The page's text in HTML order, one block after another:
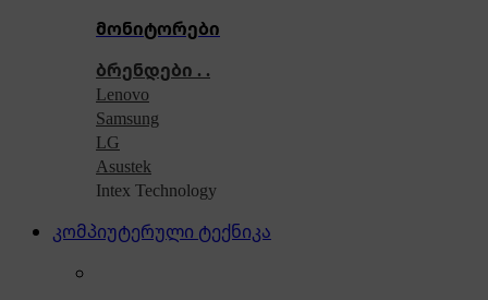
მონიტორები
ბრენდები . .
Lenovo
Samsung
LG
Asustek
Intex Technology
კომპიუტერული ტექნიკა